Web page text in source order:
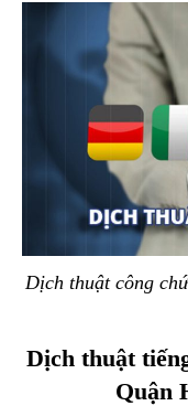
Dịch thuật công
Dịch thuật
Quận